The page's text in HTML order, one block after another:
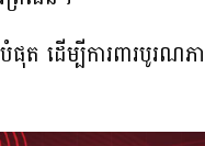
បំផុត ដើម្បីការពារបូ